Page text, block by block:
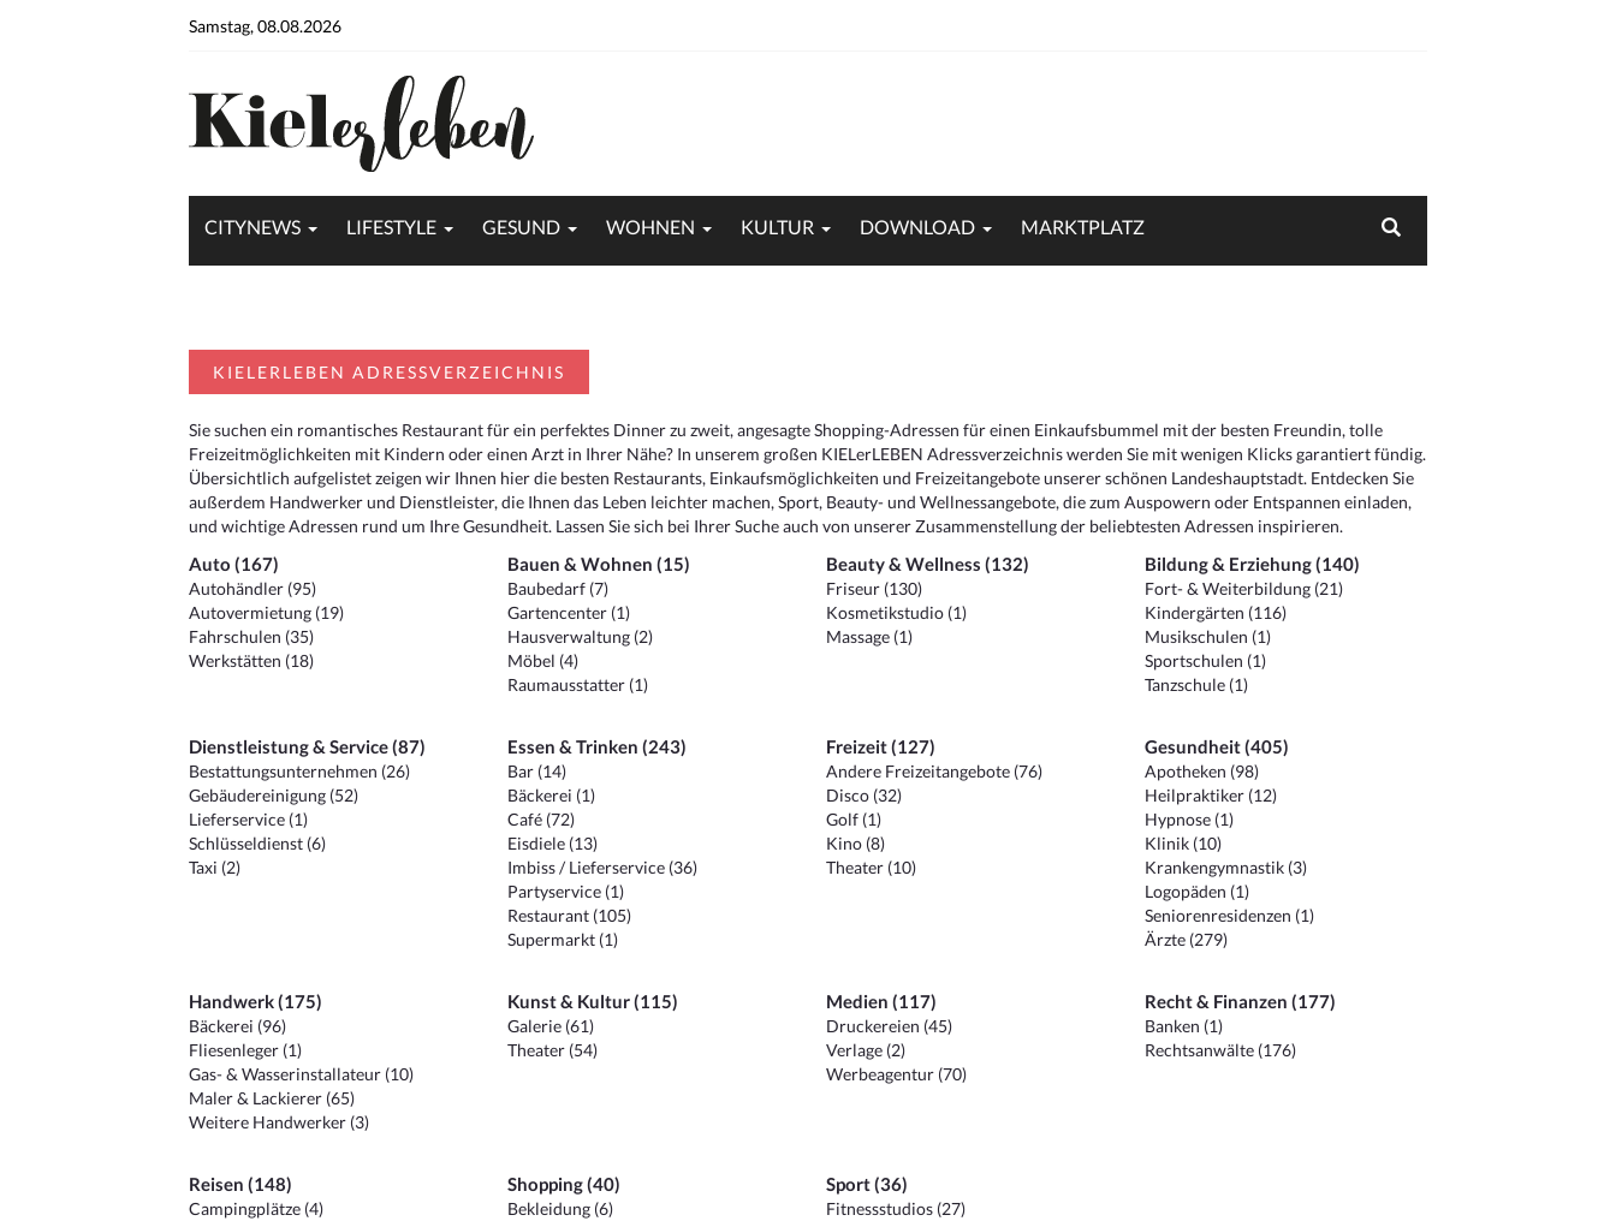
Samstag, 08.08.2026
CITYNEWS LIFESTYLE GESUND WOHNEN KULTUR DOWNLOAD MARKTPLATZ
KIELERLEBEN ADRESSVERZEICHNIS
Sie suchen ein romantisches Restaurant für ein perfektes Dinner zu zweit, angesagte Shopping-Adressen für einen Einkaufsbummel mit der besten Freundin, tolle
Freizeitmöglichkeiten mit Kindern oder einen Arzt in Ihrer Nähe? In unserem großen KIELerLEBEN Adressverzeichnis werden Sie mit wenigen Klicks garantiert fündig.
Übersichtlich aufgelistet zeigen wir Ihnen hier die besten Restaurants, Einkaufsmöglichkeiten und Freizeitangebote unserer schönen Landeshauptstadt. Entdecken Sie
außerdem Handwerker und Dienstleister, die Ihnen das Leben leichter machen, Sport, Beauty- und Wellnessangebote, die zum Auspowern oder Entspannen einladen,
und wichtige Adressen rund um Ihre Gesundheit. Lassen Sie sich bei Ihrer Suche auch von unserer Zusammenstellung der beliebtesten Adressen inspirieren.
Auto (167)
Autohändler (95)
Autovermietung (19)
Fahrschulen (35)
Werkstätten (18)
Bauen & Wohnen (15)
Baubedarf (7)
Gartencenter (1)
Hausverwaltung (2)
Möbel (4)
Raumausstatter (1)
Beauty & Wellness (132)
Friseur (130)
Kosmetikstudio (1)
Massage (1)
Bildung & Erziehung (140)
Fort- & Weiterbildung (21)
Kindergärten (116)
Musikschulen (1)
Sportschulen (1)
Tanzschule (1)
Dienstleistung & Service (87)
Bestattungsunternehmen (26)
Gebäudereinigung (52)
Lieferservice (1)
Schlüsseldienst (6)
Taxi (2)
Essen & Trinken (243)
Bar (14)
Bäckerei (1)
Café (72)
Eisdiele (13)
Imbiss / Lieferservice (36)
Partyservice (1)
Restaurant (105)
Supermarkt (1)
Freizeit (127)
Andere Freizeitangebote (76)
Disco (32)
Golf (1)
Kino (8)
Theater (10)
Gesundheit (405)
Apotheken (98)
Heilpraktiker (12)
Hypnose (1)
Klinik (10)
Krankengymnastik (3)
Logopäden (1)
Seniorenresidenzen (1)
Ärzte (279)
Handwerk (175)
Bäckerei (96)
Fliesenleger (1)
Gas- & Wasserinstallateur (10)
Maler & Lackierer (65)
Weitere Handwerker (3)
Kunst & Kultur (115)
Galerie (61)
Theater (54)
Medien (117)
Druckereien (45)
Verlage (2)
Werbeagentur (70)
Recht & Finanzen (177)
Banken (1)
Rechtsanwälte (176)
Reisen (148)
Campingplätze (4)
Shopping (40)
Bekleidung (6)
Sport (36)
Fitnessstudios (27)